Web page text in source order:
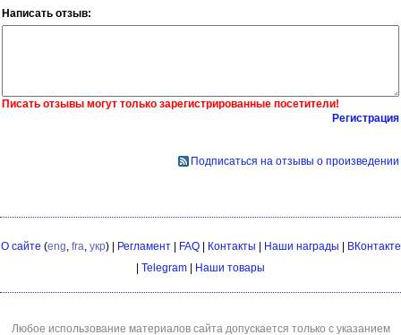
Написать отзыв:
Писать отзывы могут только зарегистрированные посетители!
Регистрация
Подписаться на отзывы о произведении
О сайте (eng fra укр) | Регламент| FAQ| Контакты | Наши награды | ВКонтакте
| Telegram | Наши товары
Любое использование материалов сайта допускается только с указанием